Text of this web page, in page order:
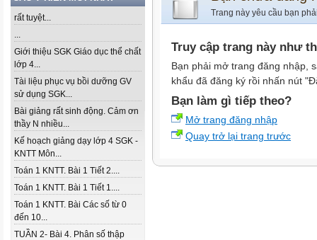
rất tuyệt...
...
Giới thiệu SGK Giáo dục thể chất
lớp 4...
Tài liệu phục vụ bồi dưỡng GV
sử dụng SGK...
Bài giảng rất sinh động. Cảm ơn
thầy N nhiều...
Kế hoạch giảng dạy lớp 4 SGK -
KNTT Môn...
Toán 1 KNTT. Bài 1 Tiết 2....
Toán 1 KNTT. Bài 1 Tiết 1....
Toán 1 KNTT. Bài Các số từ 0
đến 10...
TUẦN 2- Bài 4. Phân số thập
Trang này yêu cầu bạn
Truy cập trang này như
Bạn phải mở trang đăng nhập,
khẩu đã đăng ký rồi nhấn nút
Bạn làm gì tiếp theo?
Mở trang đăng nhập
Quay trở lại trang trước